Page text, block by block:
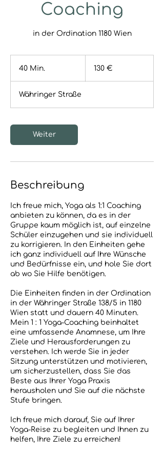
Coaching
in der Ordination 1180 Wien
40 Min.
i
n
130 €
Währinger Straße
Weiter
Beschreibung
Ich freue mich, Yoga als 1:1 Coaching
anbieten zu können, da es in der
Gruppe kaum möglich ist, auf einzelne
Schüler einzugehen und sie individuell
zu korrigieren. In den Einheiten gehe
ich ganz individuell auf Ihre Wünsche
und Bedürfnisse ein, und hole Sie dort
ab wo Sie Hilfe benötigen.
Die Einheiten finden in der Ordination
in der Währinger Straße 138/5 in 1180
Wien statt und dauern 40 Minuten.
Mein 1 : 1 Yoga-Coaching beinhaltet
eine umfassende Anamnese, um Ihre
Ziele und Herausforderungen zu
verstehen. Ich werde Sie in jeder
Sitzung unterstützen und motivieren,
um sicherzustellen, dass Sie das
Beste aus Ihrer Yoga Praxis
herausholen und Sie auf die nächste
Stufe bringen.
Ich freue mich darauf, Sie auf Ihrer
Yoga-Reise zu begleiten und Ihnen zu
helfen, Ihre Ziele zu erreichen!